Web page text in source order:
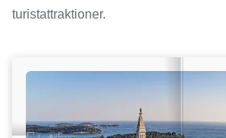
turistattraktioner.